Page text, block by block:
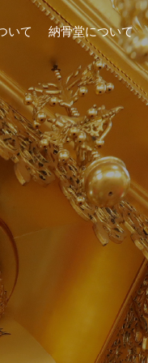
いて 納骨堂について